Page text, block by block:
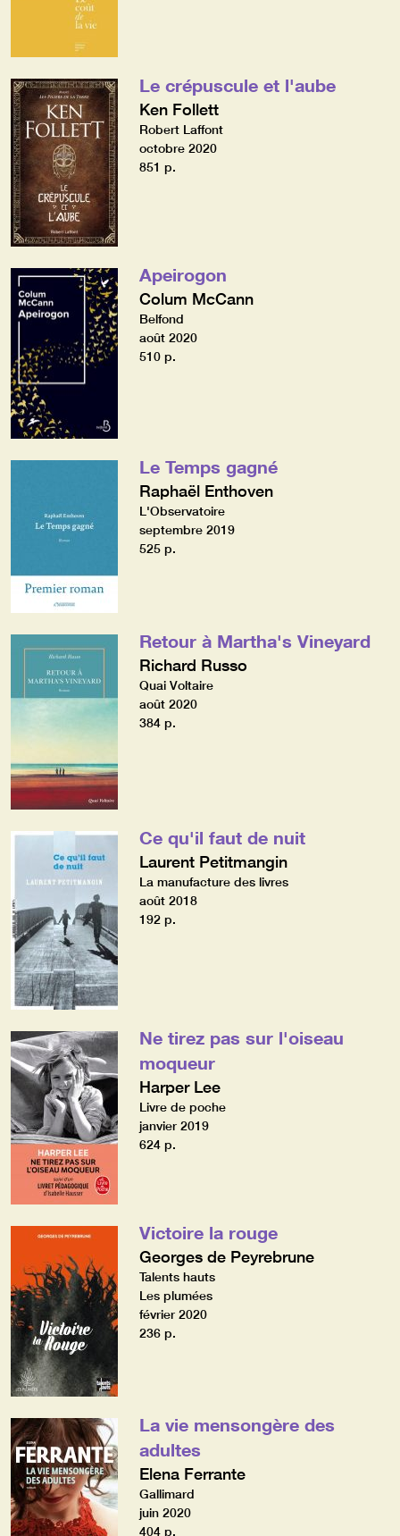
Le crépuscule et l'aube
Ken Follett
Robert Laffont
octobre 2020
851 p.
Apeirogon
Colum McCann
Belfond
août 2020
510 p.
Le Temps gagné
Raphaël Enthoven
L'Observatoire
septembre 2019
525 p.
Retour à Martha's Vineyard
Richard Russo
Quai Voltaire
août 2020
384 p.
Ce qu'il faut de nuit
Laurent Petitmangin
La manufacture des livres
août 2018
192 p.
Ne tirez pas sur l'oiseau
moqueur
Harper Lee
Livre de poche
janvier 2019
624 p.
Victoire la rouge
Georges de Peyrebrune
Talents hauts
Les plumées
février 2020
236 p.
La vie mensongère des
adultes
Elena Ferrante
Gallimard
juin 2020
404 p.